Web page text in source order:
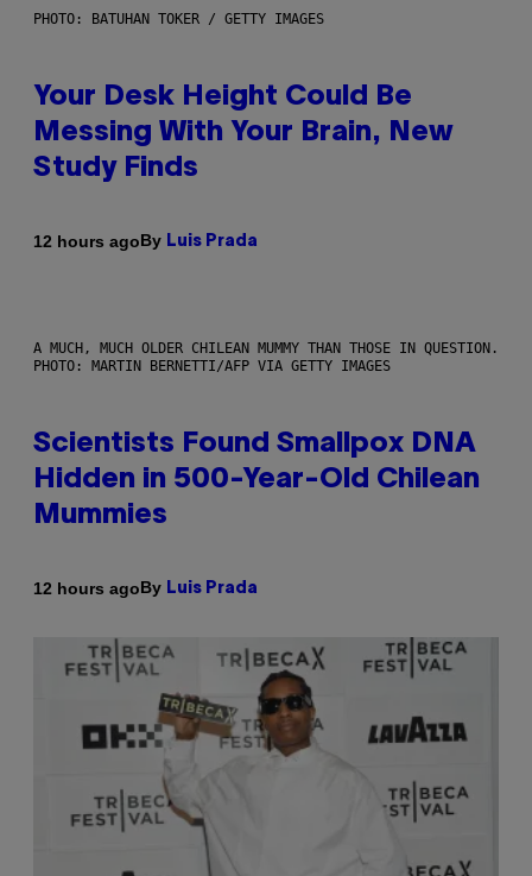
PHOTO: BATUHAN TOKER / GETTY IMAGES
Your Desk Height Could Be
Messing With Your Brain, New
Study Finds
12 hours agoBy Luis Prada
A MUCH, MUCH OLDER CHILEAN MUMMY THAN THOSE IN QUESTION.
PHOTO: MARTIN BERNETTI/AFP VIA GETTY IMAGES
Scientists Found Smallpox DNA
Hidden in 500-Year-Old Chilean
Mummies
12 hours agoBy Luis Prada